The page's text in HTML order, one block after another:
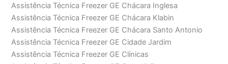
Assistência Técnica Freezer GE Chácara Inglesa
Assistência Técnica Freezer GE Chácara Klabin
Assistência Técnica Freezer GE Chácara Santo Antonio
Assistência Técnica Freezer GE Cidade Jardim
Assistência Técnica Freezer GE Clínicas